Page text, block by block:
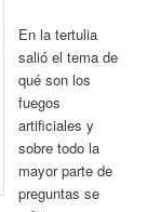
En la tertulia
salió el tema de
qué son los
fuegos
artificiales y
sobre todo la
mayor parte de
preguntas se